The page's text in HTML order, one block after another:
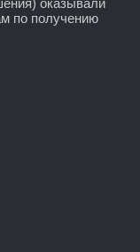
по получению